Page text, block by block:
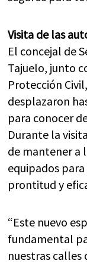
Visita de las
El concejal de
Tajuelo, junto
Protección
desplazaron
para conocer
Durante la
de mantener a
equipados
prontitud y
“Este nuevo
fundamental
nuestras calles